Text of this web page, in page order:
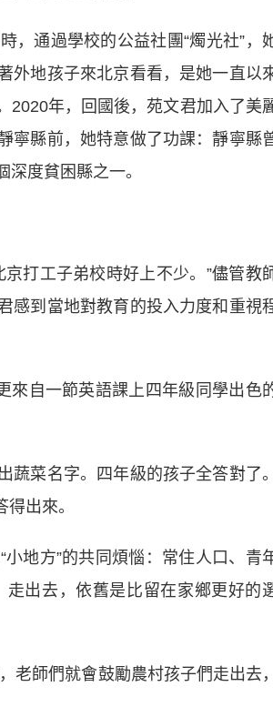
通過學校的公益社團“燭光社”，
外地孩子來北京看看，是她一直以
2020年，回國後，苑文君加入了美
寧縣前，她特意做了功課：靜寧縣
度貧困縣之一。
打工子弟校時好上不少。”儘管教
感到當地對教育的投入力度和重視
自一節英語課上四年級同學出色
菜名字。四年級的孩子全答對了。
出來。
地方”的共同煩惱：常住人口、青
出去，依舊是比留在家鄉更好的
師們就會鼓勵農村孩子們走出去，